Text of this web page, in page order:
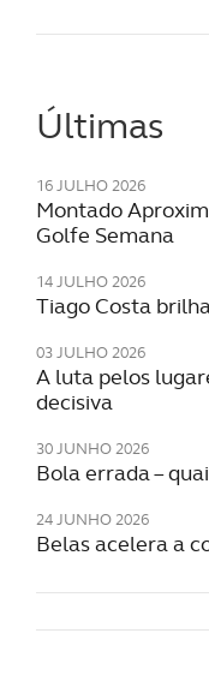
Últimas
16 JULHO 2026
Montado
Golfe Semana
14 JULHO 2026
Tiago Costa
03 JULHO 2026
A luta pelos
decisiva
30 JUNHO 2026
Bola errada –
24 JUNHO 2026
Belas acelera a